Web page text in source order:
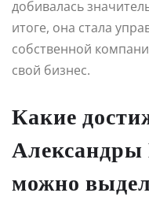
добивалась
итоге, она стала
собственной
свой бизнес.
Какие
можно